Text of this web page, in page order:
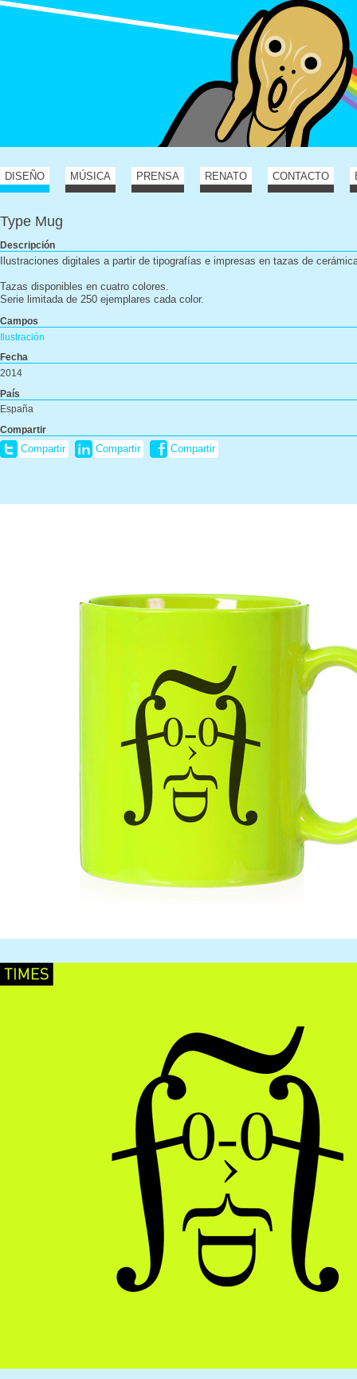
DISEÑO MÚSICA PRENSA RENATO CONTACTO
Type Mug
Descripción
Ilustraciones digitales a partir de tipografías e impresas en tazas de
Tazas disponibles en cuatro colores.
Serie limitada de 250 ejemplares cada color.
Campos
Ilustración
Fecha
2014
País
España
Compartir
Compartir Compartir Compartir